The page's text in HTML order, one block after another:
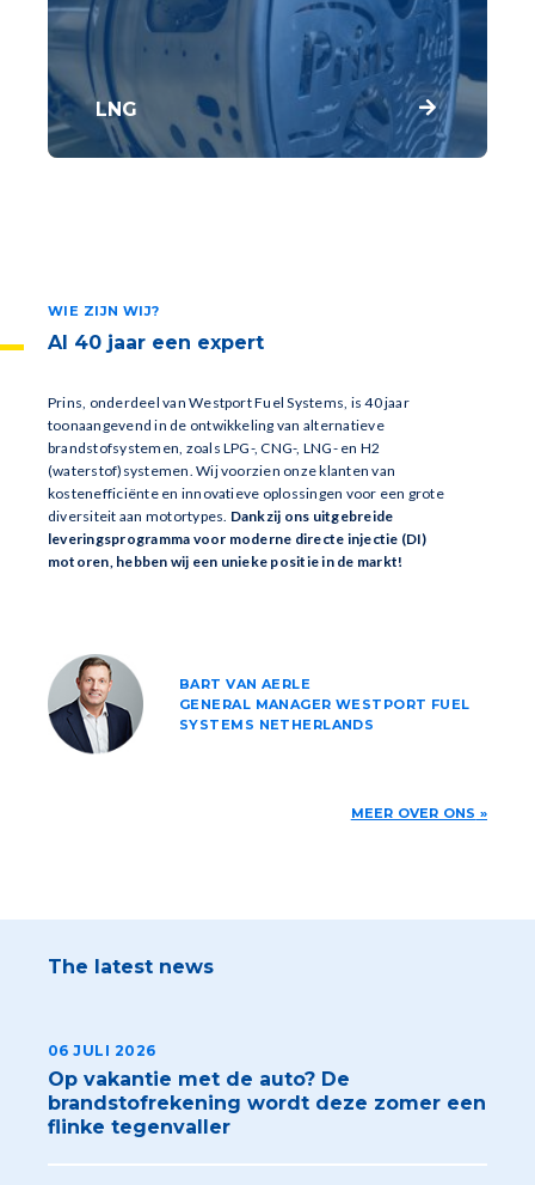
LNG
LNG staat voor 'Liquified Natural Gas'. LNG
wordt ingezet als brandstof voor
WIE ZIJN WIJ?
Al 40 jaar een expert
Prins, onderdeel van Westport Fuel Systems, is 40 jaar
toonaangevend in de ontwikkeling van alternatieve
brandstofsystemen, zoals LPG-, CNG-, LNG- en H2
(waterstof)systemen. Wij voorzien onze klanten van
kostenefficiënte en innovatieve oplossingen voor een grote
diversiteit aan motortypes. Dankzij ons uitgebreide
leveringsprogramma voor moderne directe injectie (DI)
motoren, hebben wij een unieke positie in de markt!
BART VAN AERLE
GENERAL MANAGER WESTPORT FUEL
SYSTEMS NETHERLANDS
MEER OVER ONS
The latest news
06 JULI 2026
Op vakantie met de auto? De
brandstofrekening wordt deze zomer een
flinke tegenvaller